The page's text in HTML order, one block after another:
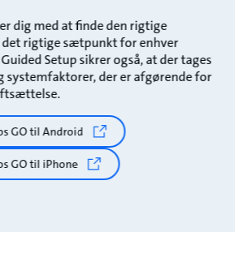
dig med at finde den rigtige
rigtige sætpunkt for enhver
Setup sikrer også, at der tages
systemfaktorer, der er afgørende for
GO til Android
GO til iPhone